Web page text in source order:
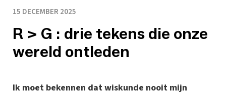
15 DECEMBER 2025
R > G : drie tekens die onze
wereld ontleden
Ik moet bekennen dat wiskunde nooit mijn